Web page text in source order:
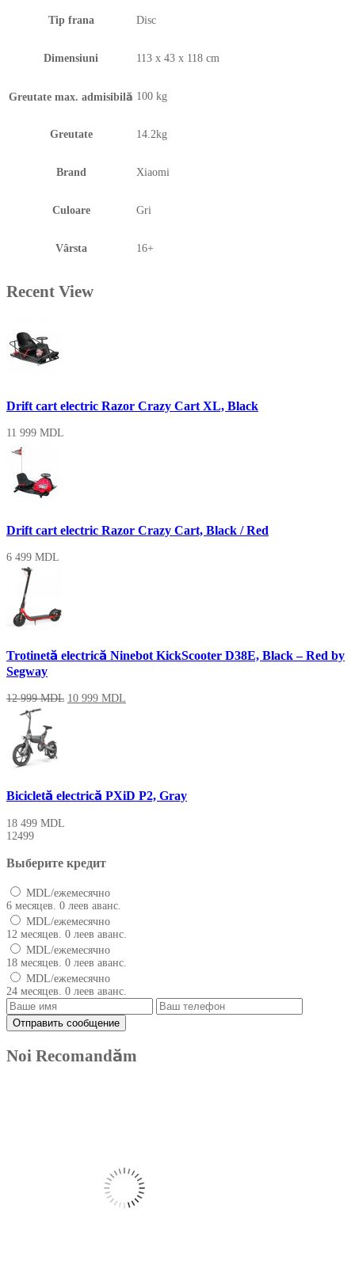
Tip frana Disc
Dimensiuni 113 x 43 x 118 cm
Greutate max. admisibilă 100 kg
Greutate 14.2kg
Brand Xiaomi
Culoare Gri
Vârsta 16+
Recent View
Drift cart electric Razor Crazy Cart XL, Black
11 999 MDL
Drift cart electric Razor Crazy Cart, Black / Red
6 499 MDL
Trotinetă electrică Ninebot KickScooter D38E, Black – Red by
Segway
12 999MDL 10 999 MDL
Bicicletă electrică PXiD P2, Gray
18 499 MDL
12499
Выберите кредит
MDL/ежемесячно
6 месяцев. 0 леев аванс.
MDL/ежемесячно
12 месяцев. 0 леев аванс.
MDL/ежемесячно
18 месяцев. 0 леев аванс.
MDL/ежемесячно
24 месяцев. 0 леев аванс.
Noi Recomandăm